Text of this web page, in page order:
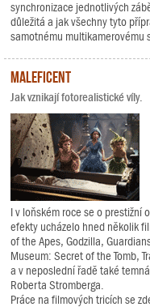
synchronizace jednotlivých
důležitá a jak všechny tyto
samotnému multikamerovému
Maleficent
Jak vznikají fotorealistické víly.
I v loňském roce se o prestižní
efekty ucházelo hned několik
of the Apes, Godzilla,
Museum: Secret of the Tomb,
a v neposlední řadě také
Roberta Stromberga.
Práce na filmových tricích se